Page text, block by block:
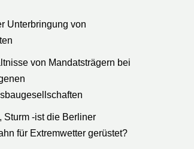
Unterbringung von
von Mandatsträgern bei
Sturm -ist die Berliner
für Extremwetter gerüstet?